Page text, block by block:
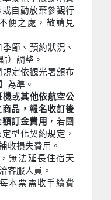
自動放棄參觀行
便之處，敬請見
節、預約狀況、
）調整。
定依觀光署頒布
為準。
機或其他依航空公
品，報名收訂後
訂金費用 ，若團
型化契約規定，
收損失費用。
無法延長住宿天
客服人員。
本票需收手續費